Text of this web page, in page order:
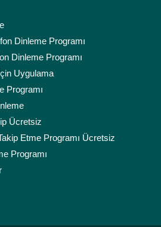
Dinleme Programı
Dinleme Programı
Uygulama
Programı
Ücretsiz
Etme Programı Ücretsiz
Programı